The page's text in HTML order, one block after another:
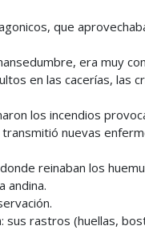
que
era muy
en las cacerías, las
los incendios
nuevas
reinaban los
andina.
rastros (huellas,